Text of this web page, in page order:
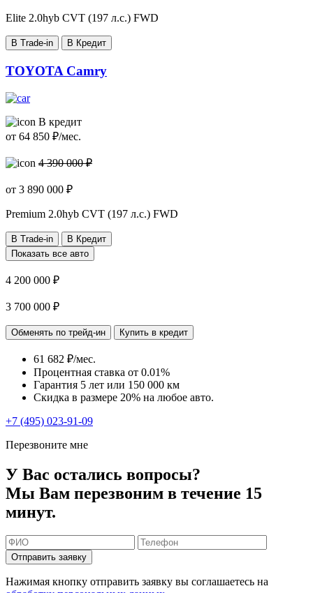
Elite 2.0hyb CVT (197 л.с.) FWD
В Trade-in В Кредит
TOYOTA Camry
В кредит
от 64 850 ₽/мес.
4 390 000 ₽
от 3 890 000 ₽
Premium 2.0hyb CVT (197 л.с.) FWD
В Trade-in
В Кредит
Показать все авто
4 200 000 ₽
3 700 000 ₽
Обменять по трейд-ин Купить в кредит
61 682 ₽/мес.
Процентная ставка от 0.01%
Гарантия 5 лет или 150 000 км
Скидка в размере 20% на любое авто.
+7 (495) 023-91-09
Перезвоните мне
У Вас остались вопросы?
Мы Вам перезвоним в течение 15
минут.
Отправить заявку
Нажимая кнопку отправить заявку вы соглашаетесь на